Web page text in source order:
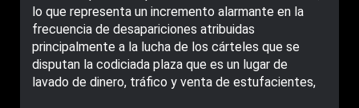
lo que representa un incremento alarmante en la
frecuencia de desapariciones atribuidas
principalmente a la lucha de los cárteles que se
disputan la codiciada plaza que es un lugar de
lavado de dinero, tráfico y venta de estufacientes,